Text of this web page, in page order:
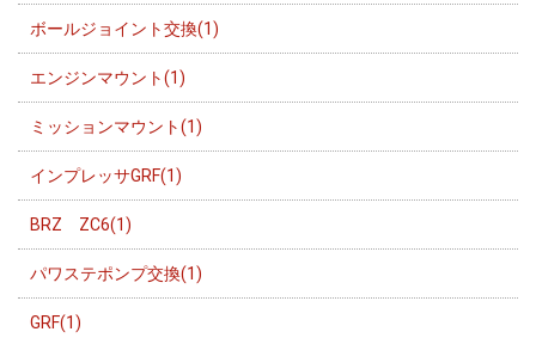
ボールジョイント交換(1)
エンジンマウント(1)
ミッションマウント(1)
インプレッサGRF(1)
BRZ ZC6(1)
パワステポンプ交換(1)
GRF(1)